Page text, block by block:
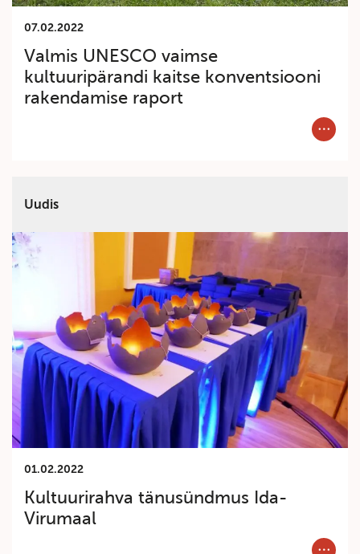
Category
07.02.2022
Valmis UNESCO vaimse
kultuuripärandi kaitse konventsiooni
rakendamise raport
Uudis
Category
01.02.2022
Kultuurirahva tänusündmus Ida-
Virumaal